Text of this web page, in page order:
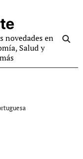
novedades en
Salud y